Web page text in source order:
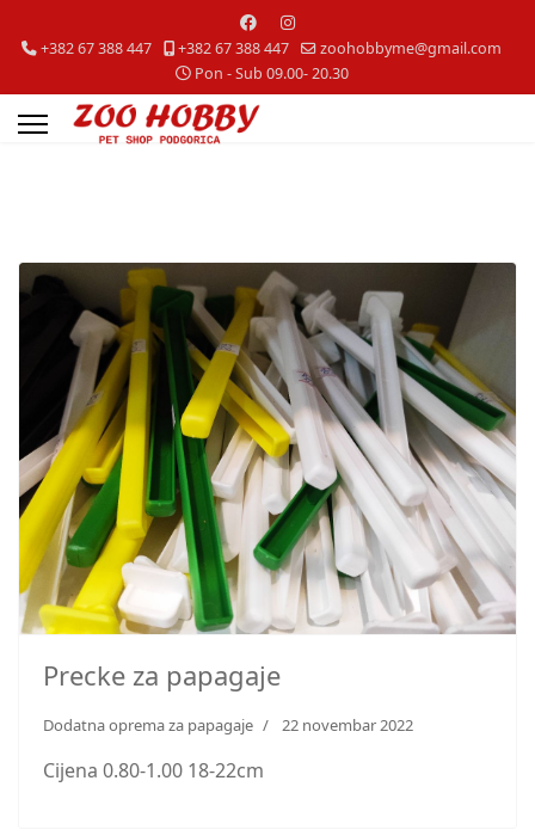
+382 67 388 447 +382 67 388 447
zoohobbyme@gmail.com
Pon - Sub 09.00- 20.30
Precke za papagaje
Dodatna oprema za papagaje 22 novembar 2022
Cijena 0.80-1.00 18-22cm